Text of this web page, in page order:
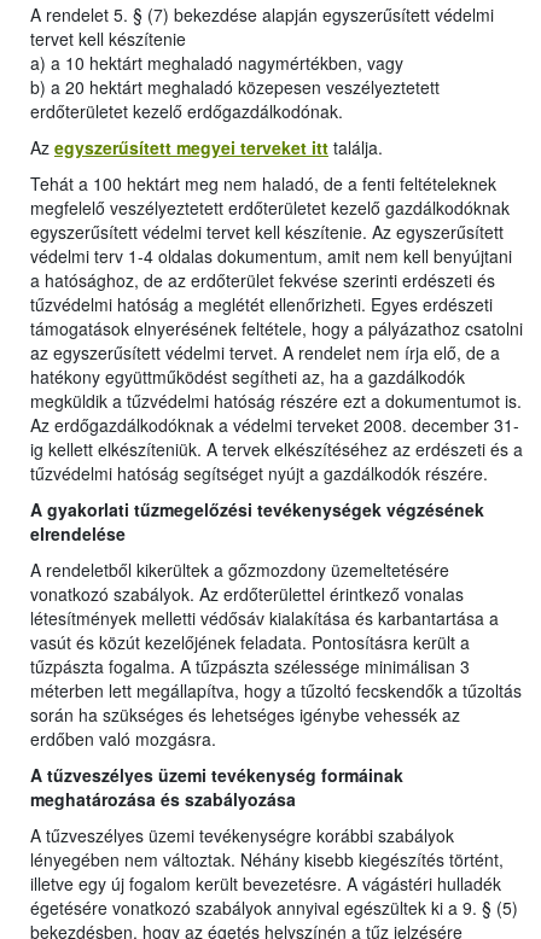
A rendelet 5. § (7) bekezdése alapján egyszerűsített védelmi
tervet kell készítenie
a) a 10 hektárt meghaladó nagymértékben, vagy
b) a 20 hektárt meghaladó közepesen veszélyeztetett
erdőterületet kezelő erdőgazdálkodónak.
Az egyszerűsített megyei terveket itt találja.
Tehát a 100 hektárt meg nem haladó, de a fenti feltételeknek
megfelelő veszélyeztetett erdőterületet kezelő gazdálkodóknak
egyszerűsített védelmi tervet kell készítenie. Az egyszerűsített
védelmi terv 1-4 oldalas dokumentum, amit nem kell benyújtani
a hatósághoz, de az erdőterület fekvése szerinti erdészeti és
tűzvédelmi hatóság a meglétét ellenőrizheti. Egyes erdészeti
támogatások elnyerésének feltétele, hogy a pályázathoz csatolni
az egyszerűsített védelmi tervet. A rendelet nem írja elő, de a
hatékony együttműködést segítheti az, ha a gazdálkodók
megküldik a tűzvédelmi hatóság részére ezt a dokumentumot is.
Az erdőgazdálkodóknak a védelmi terveket 2008. december 31-
ig kellett elkészíteniük. A tervek elkészítéséhez az erdészeti és a
tűzvédelmi hatóság segítséget nyújt a gazdálkodók részére.
A gyakorlati tűzmegelőzési tevékenységek végzésének
elrendelése
A rendeletből kikerültek a gőzmozdony üzemeltetésére
vonatkozó szabályok. Az erdőterülettel érintkező vonalas
létesítmények melletti védősáv kialakítása és karbantartása a
vasút és közút kezelőjének feladata. Pontosításra került a
tűzpászta fogalma. A tűzpászta szélessége minimálisan 3
méterben lett megállapítva, hogy a tűzoltó fecskendők a tűzoltás
során ha szükséges és lehetséges igénybe vehessék az
erdőben való mozgásra.
A tűzveszélyes üzemi tevékenység formáinak
meghatározása és szabályozása
A tűzveszélyes üzemi tevékenységre korábbi szabályok
lényegében nem változtak. Néhány kisebb kiegészítés történt,
illetve egy új fogalom került bevezetésre. A vágástéri hulladék
égetésére vonatkozó szabályok annyival egészültek ki a 9. § (5)
bekezdésben, hogy az égetés helyszínén a tűz jelzésére